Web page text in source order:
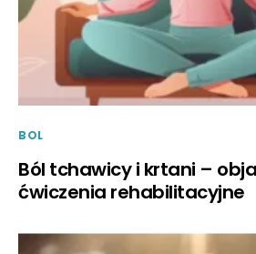
BOL
Ból tchawicy i krtani –
ćwiczenia rehabilitacyjne